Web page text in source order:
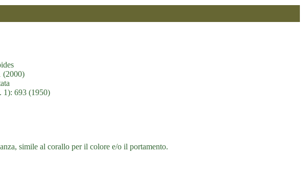
(2000)
1): 693 (1950)
simile al corallo per il colore e/o il portamento.